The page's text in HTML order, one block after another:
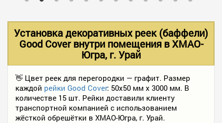
ФОТО РАБОТ
Установка декоративных реек (баффели)
Good Cover внутри помещения в ХМАО-
Югра, г. Урай
👋 Цвет реек для перегородки — графит. Размер
каждой рейки Good Cover: 50x50 мм x 3000 мм. В
количестве 15 шт. Рейки доставили клиенту
транспортной компанией с использованием
жёсткой обрешётки в ХМАО-Югра, г. Урай.